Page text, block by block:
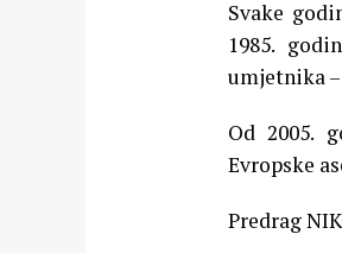
Svake
1985.
umjetnika
Od 2005.
Evropske
Predrag